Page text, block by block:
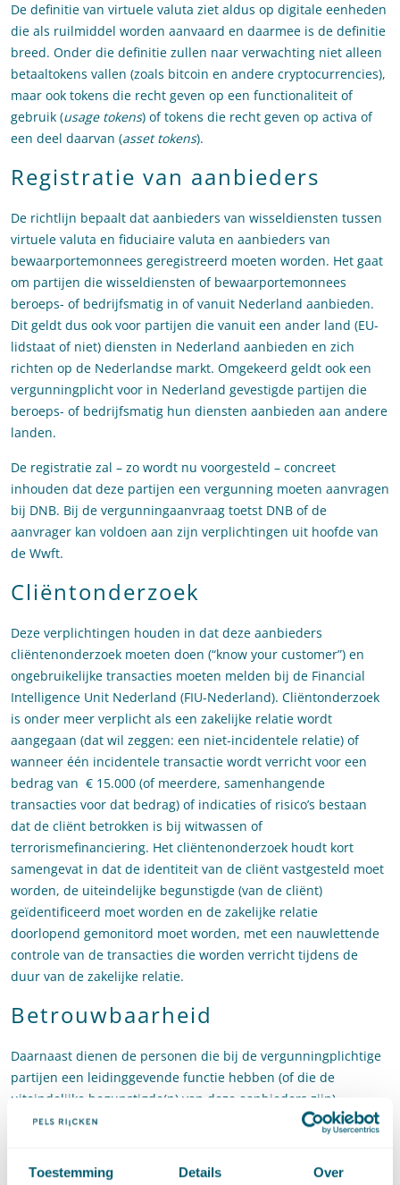
Toestemming Details Over
De definitie van virtuele valuta ziet aldus op digitale eenheden
die als ruilmiddel worden aanvaard en daarmee is de definitie
breed. Onder die definitie zullen naar verwachting niet alleen
betaaltokens vallen (zoals bitcoin en andere cryptocurrencies),
maar ook tokens die recht geven op een functionaliteit of
gebruik (usage tokens) of tokens die recht geven op activa of
een deel daarvan (asset tokens).
Registratie van aanbieders
De richtlijn bepaalt dat aanbieders van wisseldiensten tussen
virtuele valuta en fiduciaire valuta en aanbieders van
bewaarportemonnees geregistreerd moeten worden. Het gaat
om partijen die wisseldiensten of bewaarportemonnees
beroeps- of bedrijfsmatig in of vanuit Nederland aanbieden.
Dit geldt dus ook voor partijen die vanuit een ander land (EU-
lidstaat of niet) diensten in Nederland aanbieden en zich
richten op de Nederlandse markt. Omgekeerd geldt ook een
vergunningplicht voor in Nederland gevestigde partijen die
beroeps- of bedrijfsmatig hun diensten aanbieden aan andere
landen.
De registratie zal – zo wordt nu voorgesteld – concreet
inhouden dat deze partijen een vergunning moeten aanvragen
bij DNB. Bij de vergunningaanvraag toetst DNB of de
aanvrager kan voldoen aan zijn verplichtingen uit hoofde van
de Wwft.
Cliëntonderzoek
Deze verplichtingen houden in dat deze aanbieders
cliëntenonderzoek moeten doen (“know your customer”) en
ongebruikelijke transacties moeten melden bij de Financial
Intelligence Unit Nederland (FIU-Nederland). Cliëntonderzoek
is onder meer verplicht als een zakelijke relatie wordt
aangegaan (dat wil zeggen: een niet-incidentele relatie) of
wanneer één incidentele transactie wordt verricht voor een
bedrag van € 15.000 (of meerdere, samenhangende
transacties voor dat bedrag) of indicaties of risico’s bestaan
dat de cliënt betrokken is bij witwassen of
terrorismefinanciering. Het cliëntenonderzoek houdt kort
samengevat in dat de identiteit van de cliënt vastgesteld moet
worden, de uiteindelijke begunstigde (van de cliënt)
geïdentificeerd moet worden en de zakelijke relatie
doorlopend gemonitord moet worden, met een nauwlettende
controle van de transacties die worden verricht tijdens de
duur van de zakelijke relatie.
Betrouwbaarheid
Daarnaast dienen de personen die bij de vergunningplichtige
partijen een leidinggevende functie hebben (of die de
uiteindelijke begunstigde(n) van deze aanbieders zijn),
betrouwbaar en geschikt te zijn. Bij betrouwbaarheid toetst
beleidsbepaler in kwestie. Bij de beoordeling van de